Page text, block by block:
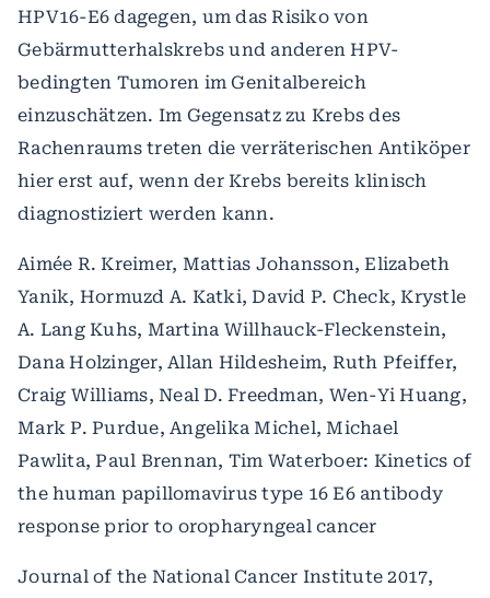
HPV16-E6 dagegen, um das Risiko von
Gebärmutterhalskrebs und anderen HPV-
bedingten Tumoren im Genitalbereich
einzuschätzen. Im Gegensatz zu Krebs des
Rachenraums treten die verräterischen Antiköper
hier erst auf, wenn der Krebs bereits klinisch
diagnostiziert werden kann.
Aimée R. Kreimer, Mattias Johansson, Elizabeth
Yanik, Hormuzd A. Katki, David P. Check, Krystle
A. Lang Kuhs, Martina Willhauck-Fleckenstein,
Dana Holzinger, Allan Hildesheim, Ruth Pfeiffer,
Craig Williams, Neal D. Freedman, Wen-Yi Huang,
Mark P. Purdue, Angelika Michel, Michael
Pawlita, Paul Brennan, Tim Waterboer: Kinetics of
the human papillomavirus type 16 E6 antibody
response prior to oropharyngeal cancer
Journal of the National Cancer Institute 2017,